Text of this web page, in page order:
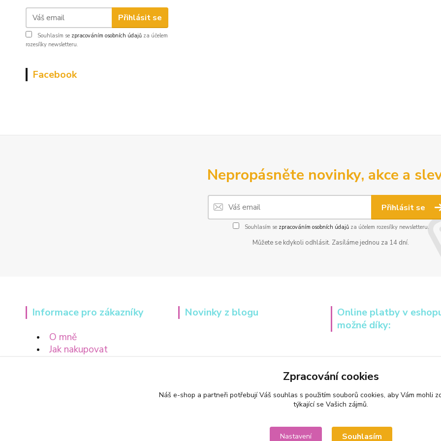
Přihlásit se
Souhlasím se zpracováním osobních údajů za účelem
rozesílky newsletteru.
Facebook
Nepropásněte novinky, akce a
Přihlásit se
Souhlasím se zpracováním osobních údajůza účelem rozesílky newsletteru.
Můžete se kdykoli odhlásit. Zasíláme jednou za 14 dní.
Informace pro zákazníky
O mně
Jak nakupovat
Novinky z blogu
Online platby v
možné díky:
Zpracování cookies
Náš e-shop a partneři potřebují Váš souhlas s použitím souborů cookies, aby Vám mohli
týkající se Vašich zájmů.
Nastavení Souhlasím